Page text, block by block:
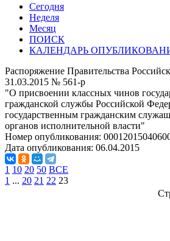
Сегодня
Неделя
Месяц
ПОИСК
КАЛЕНДАРЬ
Распоряжение Правительства
31.03.2015 № 561-р
"О присвоении классных чинов
гражданской службы Российской
государственным гражданским
органов исполнительной власти"
Номер опубликования:
Дата опубликования: 06.04.2015
1 10 20 50 ВСЕ
1 ... 20 21 22 23